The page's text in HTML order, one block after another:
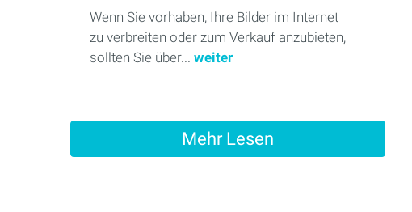
Wenn Sie vorhaben, Ihre Bilder im Internet
zu verbreiten oder zum Verkauf anzubieten,
sollten Sie über... weiter
Mehr Lesen